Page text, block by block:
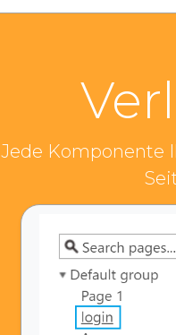
Jede Komponente